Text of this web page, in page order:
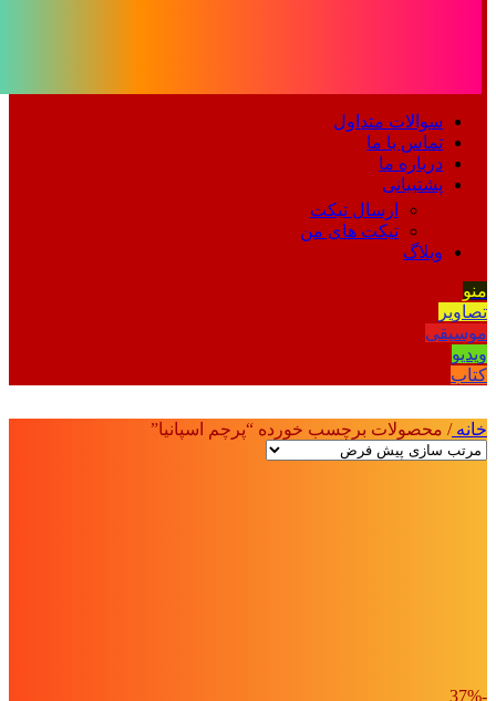
سوالات متداول
تماس با ما
درباره ما
پشتیبانی
ارسال تیکت
تیکت های من
وبلاگ
منو
تصاویر
موسیقی
ویدیو
کتاب
خانه/ محصولات برچسب خورده “پرچم اسپانیا”
-37%